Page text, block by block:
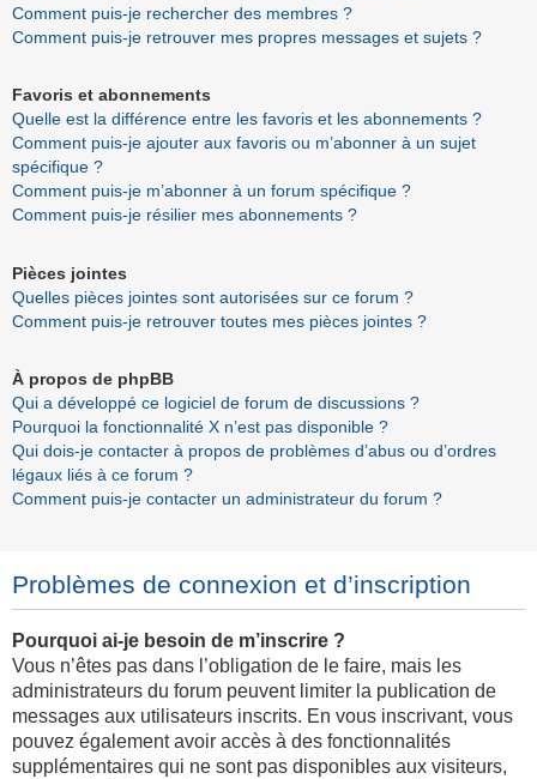
Comment puis-je rechercher des membres ?
Comment puis-je retrouver mes propres messages et sujets ?
Favoris et abonnements
Quelle est la différence entre les favoris et les abonnements ?
Comment puis-je ajouter aux favoris ou m’abonner à un sujet
spécifique ?
Comment puis-je m’abonner à un forum spécifique ?
Comment puis-je résilier mes abonnements ?
Pièces jointes
Quelles pièces jointes sont autorisées sur ce forum ?
Comment puis-je retrouver toutes mes pièces jointes ?
À propos de phpBB
Qui a développé ce logiciel de forum de discussions ?
Pourquoi la fonctionnalité X n’est pas disponible ?
Qui dois-je contacter à propos de problèmes d’abus ou d’ordres
légaux liés à ce forum ?
Comment puis-je contacter un administrateur du forum ?
Problèmes de connexion et d’inscription
Pourquoi ai-je besoin de m’inscrire ?
Vous n’êtes pas dans l’obligation de le faire, mais les
administrateurs du forum peuvent limiter la publication de
messages aux utilisateurs inscrits. En vous inscrivant, vous
pouvez également avoir accès à des fonctionnalités
supplémentaires qui ne sont pas disponibles aux visiteurs,